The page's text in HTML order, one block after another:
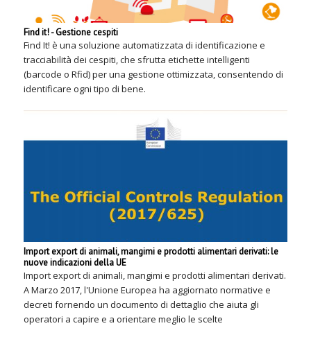
Find it! - Gestione cespiti
Find It! è una soluzione automatizzata di identificazione e
tracciabilità dei cespiti, che sfrutta etichette intelligenti
(barcode o Rfid) per una gestione ottimizzata, consentendo di
identificare ogni tipo di bene.
Import export di animali, mangimi e prodotti alimentari derivati: le
nuove indicazioni della UE
Import export di animali, mangimi e prodotti alimentari derivati.
A Marzo 2017, l'Unione Europea ha aggiornato normative e
decreti fornendo un documento di dettaglio che aiuta gli
operatori a capire e a orientare meglio le scelte